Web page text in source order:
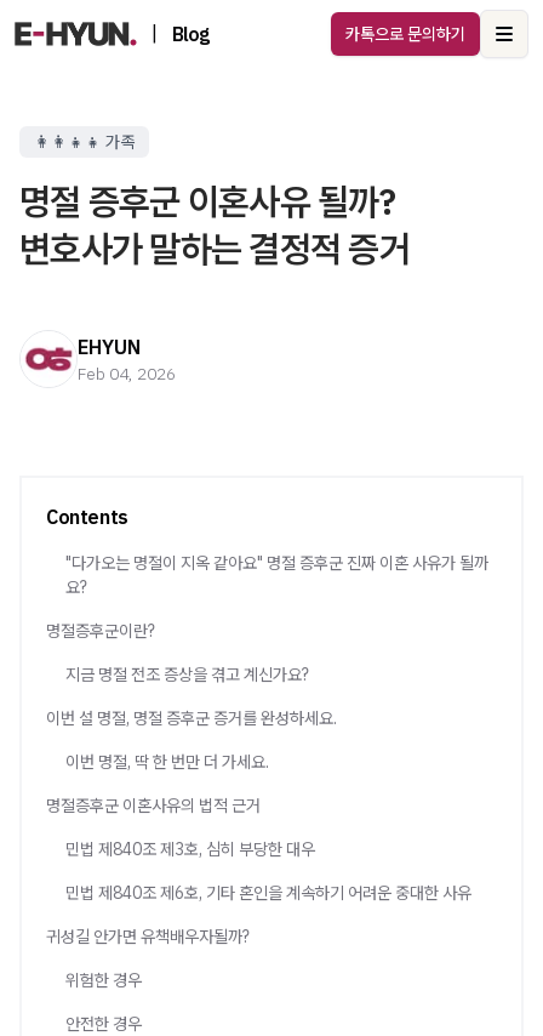
Blog 카톡으로 문의하기
👩‍👩‍👧‍👧 가족
명절 증후군 이혼사유 될까?
변호사가 말하는 결정적 증거
EHYUN
Feb 04, 2026
Contents
"다가오는 명절이 지옥 같아요" 명절 증후군 진짜 이혼 사유가 될까
요?
명절증후군이란?
지금 명절 전조 증상을 겪고 계신가요?
이번 설 명절, 명절 증후군 증거를 완성하세요.
이번 명절, 딱 한 번만 더 가세요.
명절증후군 이혼사유의 법적 근거
민법 제840조 제3호, 심히 부당한 대우
민법 제840조 제6호, 기타 혼인을 계속하기 어려운 중대한 사유
귀성길 안가면 유책배우자될까?
위험한 경우
안전한 경우